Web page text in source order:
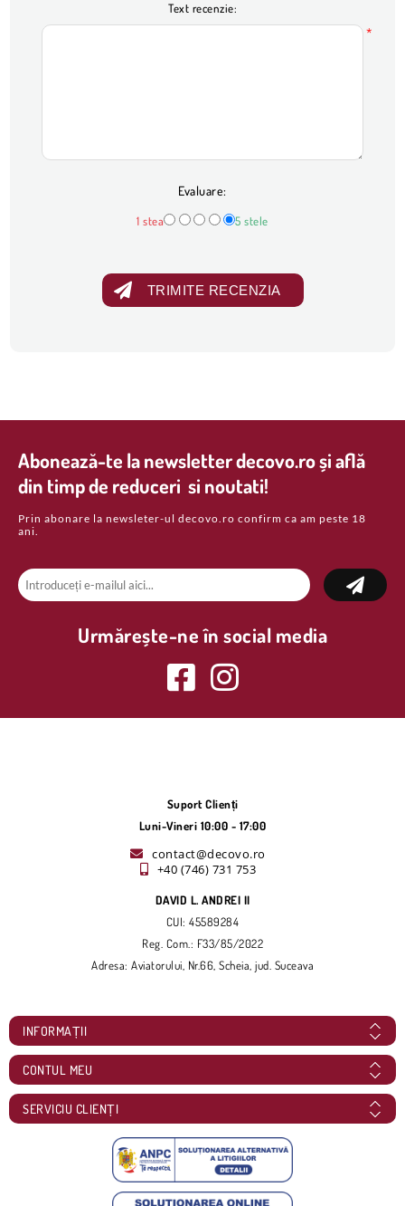
Text recenzie:
*
Evaluare:
1 stea 5 stele
TRIMITE RECENZIA
Abonează-te la newsletter decovo.ro și află
din timp de reduceri si noutati!
Prin abonare la newsleter-ul decovo.ro confirm ca am peste 18
ani.
Urmărește-ne în social media
Suport Clienți
Luni-Vineri 10:00 - 17:00
contact@decovo.ro
+40 (746) 731 753
DAVID L. ANDREI II
CUI: 45589284
Reg. Com.: F33/85/2022
Adresa: Aviatorului, Nr.66, Scheia, jud. Suceava
INFORMAȚII
CONTUL MEU
SERVICIU CLIENȚI